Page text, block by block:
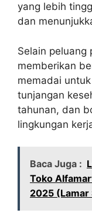
yang lebih
dan
Selain peluang
memberikan
memadai
tunjangan
tahunan, dan
lingkungan
Baca Juga :
Toko
2025 (Lamar